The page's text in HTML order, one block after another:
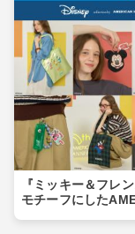
『ミッキー＆フレ
モチーフにした